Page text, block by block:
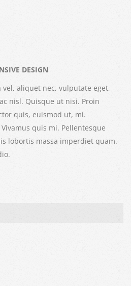
DESIGN
aliquet nec, vulputate eget,
nisl. Quisque ut nisi. Proin
quis, euismod ut, mi.
quis mi. Pellentesque
lobortis massa imperdiet quam.